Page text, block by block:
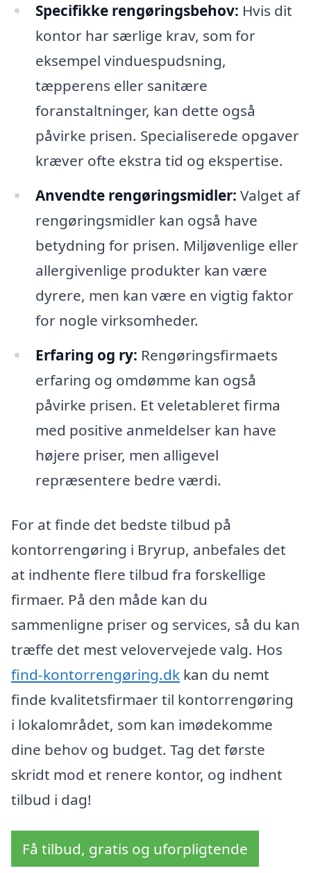
Specifikke rengøringsbehov: Hvis dit
kontor har særlige krav, som for
eksempel vinduespudsning,
tæpperens eller sanitære
foranstaltninger, kan dette også
påvirke prisen. Specialiserede opgaver
kræver ofte ekstra tid og ekspertise.
Anvendte rengøringsmidler: Valget af
rengøringsmidler kan også have
betydning for prisen. Miljøvenlige eller
allergivenlige produkter kan være
dyrere, men kan være en vigtig faktor
for nogle virksomheder.
Erfaring og ry: Rengøringsfirmaets
erfaring og omdømme kan også
påvirke prisen. Et veletableret firma
med positive anmeldelser kan have
højere priser, men alligevel
repræsentere bedre værdi.
For at finde det bedste tilbud på
kontorrengøring i Bryrup, anbefales det
at indhente flere tilbud fra forskellige
firmaer. På den måde kan du
sammenligne priser og services, så du kan
træffe det mest velovervejede valg. Hos
find-kontorrengøring.dk kan du nemt
finde kvalitetsfirmaer til kontorrengøring
i lokalområdet, som kan imødekomme
dine behov og budget. Tag det første
skridt mod et renere kontor, og indhent
tilbud i dag!
Få tilbud, gratis og uforpligtende